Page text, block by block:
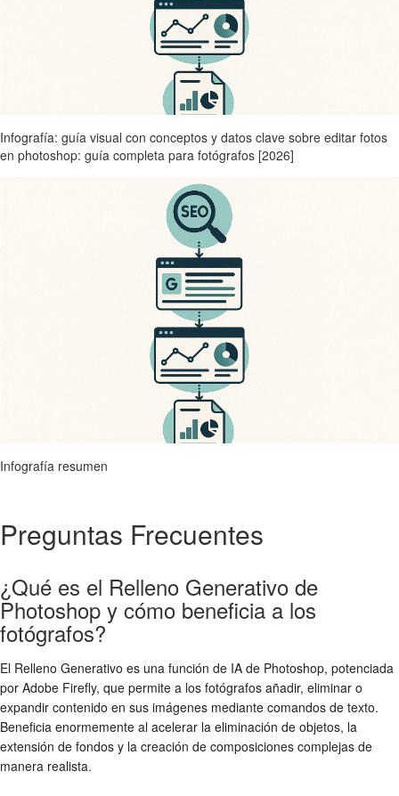
Infografía: guía visual con conceptos y datos clave sobre editar fotos
en photoshop: guía completa para fotógrafos [2026]
Infografía resumen
Preguntas Frecuentes
¿Qué es el Relleno Generativo de
Photoshop y cómo beneficia a los
fotógrafos?
El Relleno Generativo es una función de IA de Photoshop, potenciada
por Adobe Firefly, que permite a los fotógrafos añadir, eliminar o
expandir contenido en sus imágenes mediante comandos de texto.
Beneficia enormemente al acelerar la eliminación de objetos, la
extensión de fondos y la creación de composiciones complejas de
manera realista.